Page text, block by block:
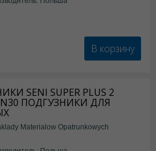
В корзину
SENI SUPER PLUS 2
N30 ПОДГУЗНИКИ ДЛЯ
Materialow Opatrunkowych